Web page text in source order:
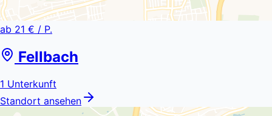
ab 21 € / P.
Fellbach
1 Unterkunft
Standort ansehen